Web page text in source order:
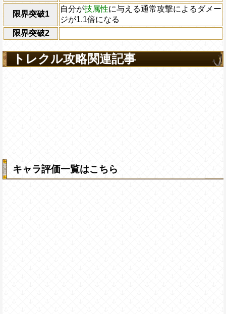
限界突破1
自分が技属性に与える通常攻撃によるダメー
ジが1.1倍になる
限界突破2
トレクル攻略関連記事
キャラ評価一覧はこちら